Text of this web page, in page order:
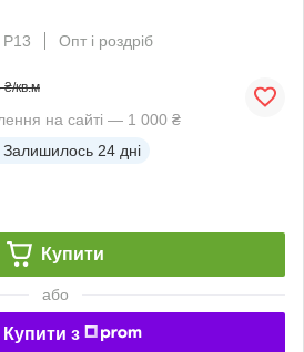
Опт і роздріб
₴/кв.м
на сайті — 1 000 ₴
Залишилось 24 дні
Купити
або
Купити з